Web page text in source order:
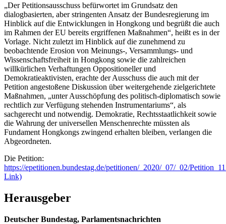
„Der Petitionsausschuss befürwortet im Grundsatz den
dialogbasierten, aber stringenten Ansatz der Bundesregierung im
Hinblick auf die Entwicklungen in Hongkong und begrüßt die auch
im Rahmen der EU bereits ergriffenen Maßnahmen“, heißt es in der
Vorlage. Nicht zuletzt im Hinblick auf die zunehmend zu
beobachtende Erosion von Meinungs-, Versammlungs- und
Wissenschaftsfreiheit in Hongkong sowie die zahlreichen
willkürlichen Verhaftungen Oppositioneller und
Demokratieaktivisten, erachte der Ausschuss die auch mit der
Petition angestoßene Diskussion über weitergehende zielgerichtete
Maßnahmen, „unter Ausschöpfung des politisch-diplomatisch sowie
rechtlich zur Verfügung stehenden Instrumentariums“, als
sachgerecht und notwendig. Demokratie, Rechtsstaatlichkeit sowie
die Wahrung der universellen Menschenrechte müssten als
Fundament Hongkongs zwingend erhalten bleiben, verlangen die
Abgeordneten.
Die Petition:
https://epetitionen.bundestag.de/petitionen/_2020/_07/_02/
Link)
Herausgeber
Deutscher Bundestag, Parlamentsnachrichten